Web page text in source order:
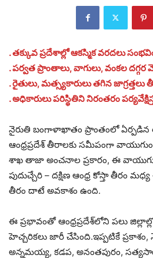
. తక్కువ ప్రదేశాల్లో ఆకస్మిక వరదలు
. పర్వత ప్రాంతాలు, వాగులు, వంకల దగ్గర
. రైతులు, మత్స్యకారులు తగిన
. అధికారులు పరిస్థితిని నిరంతరం
నైరుతి బంగాళాఖాతం ప్రాంతంలో ఏర్పడిన
ఆంధ్రప్రదేశ్ తీరాలకు సమీపంగా
శాఖ తాజా అంచనాల ప్రకారం, ఈ
పుదుచ్చేరి – దక్షిణ ఆంధ్ర కోస్తా తీరం
తీరం దాటే అవకాశం ఉంది.
ఈ ప్రభావంతో ఆంధ్రప్రదేశ్‌లోని పలు
హెచ్చరికలు జారీ చేసింది.ఇప్పటికే ప్రకాశం,
అన్నమయ్య, కడప, అనంతపురం,